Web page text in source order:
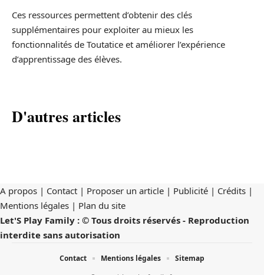
Ces ressources permettent d’obtenir des clés
supplémentaires pour exploiter au mieux les
fonctionnalités de Toutatice et améliorer l’expérience
d’apprentissage des élèves.
D'autres articles
A propos | Contact | Proposer un article | Publicité | Crédits |
Mentions légales | Plan du site
Let'S Play Family : © Tous droits réservés - Reproduction
interdite sans autorisation
Contact Mentions légales Sitemap